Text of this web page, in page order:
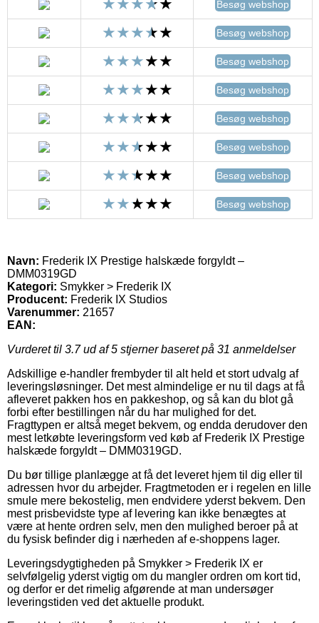
Besøg webshop
Besøg webshop
Besøg webshop
Besøg webshop
Besøg webshop
Besøg webshop
Besøg webshop
Besøg webshop
Navn: Frederik IX Prestige halskæde forgyldt –
DMM0319GD
Kategori: Smykker > Frederik IX
Producent: Frederik IX Studios
Varenummer: 21657
EAN:
Vurderet til 3.7ud af 5 stjerner baseret på 31 anmeldelser
Adskillige e-handler frembyder til alt held et stort udvalg af
leveringsløsninger. Det mest almindelige er nu til dags at få
afleveret pakken hos en pakkeshop, og så kan du blot gå
forbi efter bestillingen når du har mulighed for det.
Fragttypen er altså meget bekvem, og endda derudover den
mest letkøbte leveringsform ved køb af Frederik IX Prestige
halskæde forgyldt – DMM0319GD.
Du bør tillige planlægge at få det leveret hjem til dig eller til
adressen hvor du arbejder. Fragtmetoden er i regelen en lille
smule mere bekostelig, men endvidere yderst bekvem. Den
mest prisbevidste type af levering kan ikke benægtes at
være at hente ordren selv, men den mulighed beroer på at
du fysisk befinder dig i nærheden af e-shoppens lager.
Leveringsdygtigheden på Smykker > Frederik IX er
selvfølgelig yderst vigtig om du mangler ordren om kort tid,
og derfor er det rimelig afgørende at man undersøger
leveringstiden ved det aktuelle produkt.